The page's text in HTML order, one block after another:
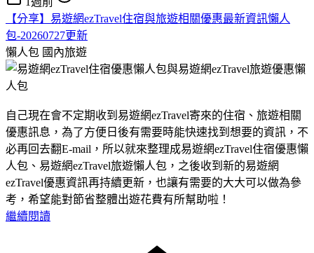
【分享】易遊網ezTravel住宿與旅遊相關優惠最新資訊懶人
包-20260727更新
懶人包 國內旅遊
自己現在會不定期收到易遊網ezTravel寄來的住宿、旅遊相關
優惠訊息，為了方便日後有需要時能快速找到想要的資訊，不
必再回去翻E-mail，所以就來整理成易遊網ezTravel住宿優惠懶
人包、易遊網ezTravel旅遊懶人包，之後收到新的易遊網
ezTravel優惠資訊再持續更新，也讓有需要的大大可以做為參
考，希望能對節省整體出遊花費有所幫助啦！
繼續閱讀